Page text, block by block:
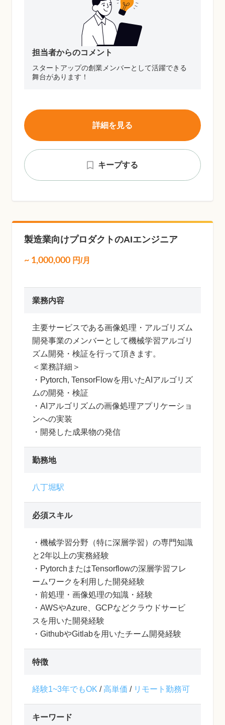
担当者からのコメント
スタートアップの創業メンバーとして活躍できる
舞台があります！
キープする
詳細を見る
製造業向けプロダクトのAIエンジニア
~ 1,000,000 円/月
業務内容
主要サービスである画像処理・アルゴリズム
開発事業のメンバーとして機械学習アルゴリ
ズム開発・検証を行って頂きます。
＜業務詳細＞
・Pytorch, TensorFlowを用いたAIアルゴリズ
ムの開発・検証
・AIアルゴリズムの画像処理アプリケーショ
ンへの実装
・開発した成果物の発信
勤務地
八丁堀駅
必須スキル
・機械学習分野（特に深層学習）の専門知識
と2年以上の実務経験
・PytorchまたはTensorflowの深層学習フレ
ームワークを利用した開発経験
・前処理・画像処理の知識・経験
・AWSやAzure、GCPなどクラウドサービ
スを用いた開発経験
・GithubやGitlabを用いたチーム開発経験
特徴
経験1~3年でもOK /高単価 / リモート勤務可
キーワード